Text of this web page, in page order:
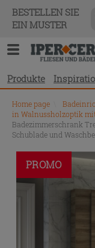
BESTELLEN SIE
EIN MUSTER
Produkte
Home page
in Walnussholzoptik
Badezimmerschrank
Schublade und
PROMO